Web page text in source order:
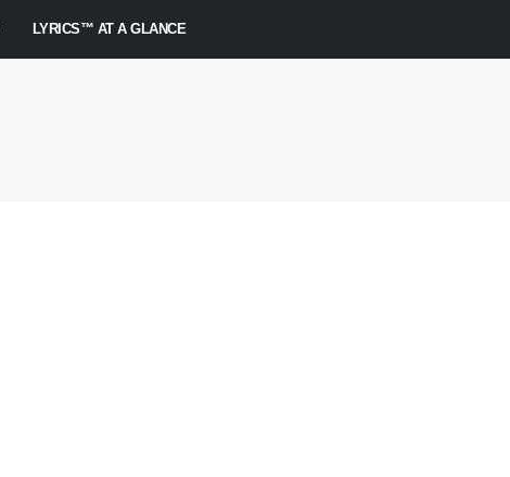
LYRICS™ AT A GLANCE